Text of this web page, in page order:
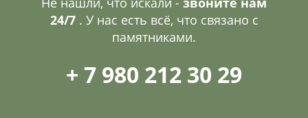
24/7. У нас есть всё, что связано с
памятниками.
+ 7 980 212 30 29